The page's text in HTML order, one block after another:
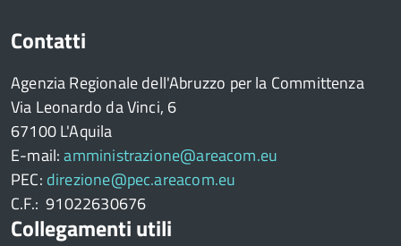
Contatti
Agenzia Regionale dell'Abruzzo per la Committenza
Via Leonardo da Vinci, 6
67100 L'Aquila
E-mail:amministrazione@areacom.eu
PEC: direzione@pec.areacom.eu
C.F.: 91022630676
Collegamenti utili